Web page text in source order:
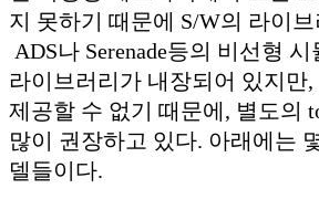
지 못하기 때문에 S/W의 라이
ADS나 Serenade등의 비선형
라이브러리가 내장되어 있지
제공할 수 없기 때문에, 별도의
많이 권장하고 있다. 아래에는
델들이다.